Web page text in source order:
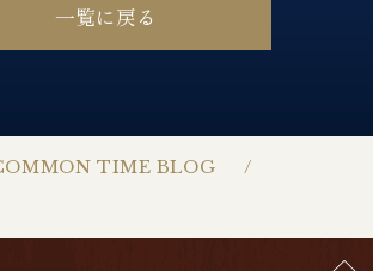
TIME BLOG
一覧に戻る